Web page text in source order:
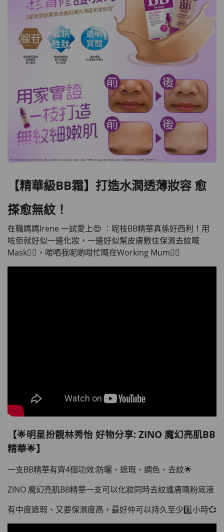
【精華級BB霜】打造水潤透薄妝容 愈
搽愈無紋！
在職媽媽Irene 一試愛上😍 ︰呢枝BB精華真係好西利！用
咗佢就好似一邊化妝，一邊好似幫皮膚敷住保濕去紋嘅
Mask💆‍♀️，啱哂我呢啲咁忙嘅在Working Mum💁‍♀️
【🌟明星扮靚林秀怡 好物分享: ZINO 魔幻亮肌BB
精華🌟】
一支BB精華有齊4個功效:防曬、遮瑕、調色、去紋🌟
ZINO 魔幻亮肌BB精華一支可以化妝同時去紋護膚嘅粉底液
有中度遮瑕、又要保濕度高，最好仲可以持久至少8️⃣小時💞